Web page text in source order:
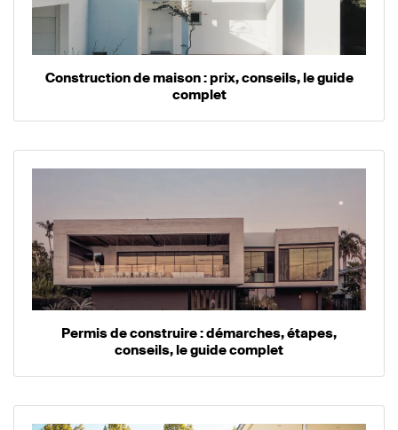
Construction de maison : prix, conseils, le guide
complet
Permis de construire : démarches, étapes,
conseils, le guide complet